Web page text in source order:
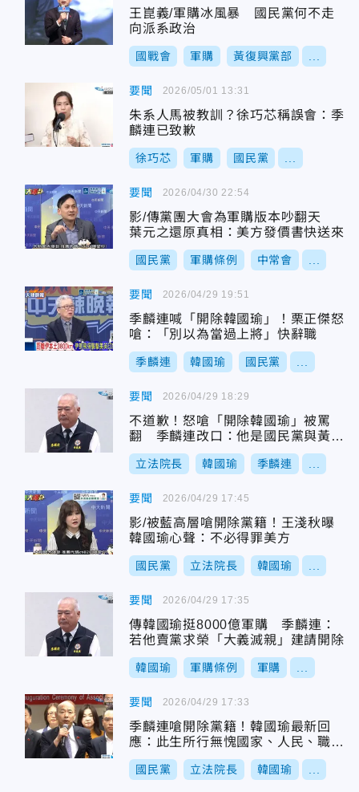
王崑義/軍購冰風暴 國民黨何不走
向派系政治
國戰會 軍購 黃復興黨部
要聞
朱系人馬被教訓？徐巧芯稱誤會：季
麟連已致歉
徐巧芯 軍購 國民黨
2026/05/01 13:31
要聞
影/傳黨團大會為軍購版本吵翻天
葉元之還原真相：美方發價書快送來
國民黨 軍購條例 中常會
2026/04/30 22:54
要聞
季麟連喊「開除韓國瑜」！栗正傑怒
嗆：「別以為當過上將」快辭職
季麟連 韓國瑜 國民黨
2026/04/29 19:51
要聞
不道歉！怒嗆「開除韓國瑜」被罵
翻 季麟連改口：他是國民黨與黃埔
子弟的榮耀
立法院長 韓國瑜 季麟連
2026/04/29 18:29
要聞
影/被藍高層嗆開除黨籍！王淺秋曝
韓國瑜心聲：不必得罪美方
國民黨 立法院長 韓國瑜
2026/04/29 17:45
要聞
傳韓國瑜挺8000億軍購 季麟連：
若他賣黨求榮「大義滅親」建請開除
韓國瑜 軍購條例 軍購
2026/04/29 17:35
要聞
季麟連嗆開除黨籍！韓國瑜最新回
應：此生所行無愧國家、人民、職責
與黨
國民黨 立法院長 韓國瑜
2026/04/29 17:33